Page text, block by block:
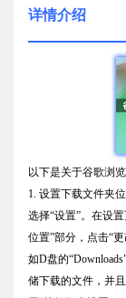
详情介绍
以下是关于谷歌浏
1. 设置下载文件夹
选择“设置”。在设
位置”部分，点击“
如D盘的
储下载的文件，并